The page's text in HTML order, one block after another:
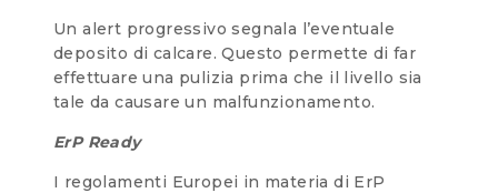
Un alert progressivo segnala l’eventuale
deposito di calcare. Questo permette di far
effettuare una pulizia prima che il livello sia
tale da causare un malfunzionamento.
ErP Ready
I regolamenti Europei in materia di ErP